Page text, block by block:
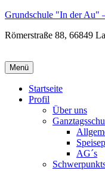
Zum
wechseln
Grundschule "In der Au"
Römerstraße 88, 66849
Menü
Startseite
Profil
Über uns
AG´s